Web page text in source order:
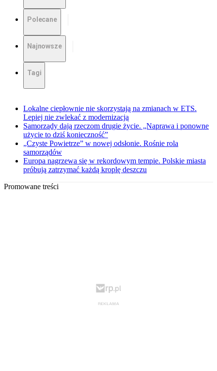
Polecane
Najnowsze
Tagi
Lokalne ciepłownie nie skorzystają na zmianach w ETS.
Lepiej nie zwlekać z modernizacją
Samorządy dają rzeczom drugie życie. „Naprawa i ponowne
użycie to dziś konieczność”
„Czyste Powietrze” w nowej odsłonie. Rośnie rola
samorządów
Europa nagrzewa się w rekordowym tempie. Polskie miasta
próbują zatrzymać każdą kroplę deszczu
Promowane treści